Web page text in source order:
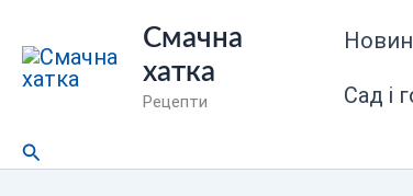
до
вмісту
Смачна
хатка
Рецепти Сад і
Пошук